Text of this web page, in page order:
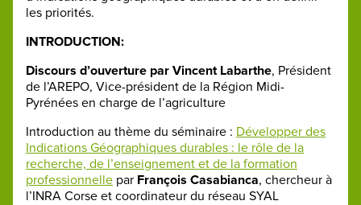
les priorités.
INTRODUCTION:
Discours d’ouverture par Vincent Labarthe, Président
de l’AREPO, Vice-président de la Région Midi-
Pyrénées en charge de l’agriculture
Introduction au thème du séminaire : Développer des
Indications Géographiques durables : le rôle de la
recherche, de l’enseignement et de la formation
professionnelle par François Casabianca, chercheur à
l’INRA Corse et coordinateur du réseau SYAL